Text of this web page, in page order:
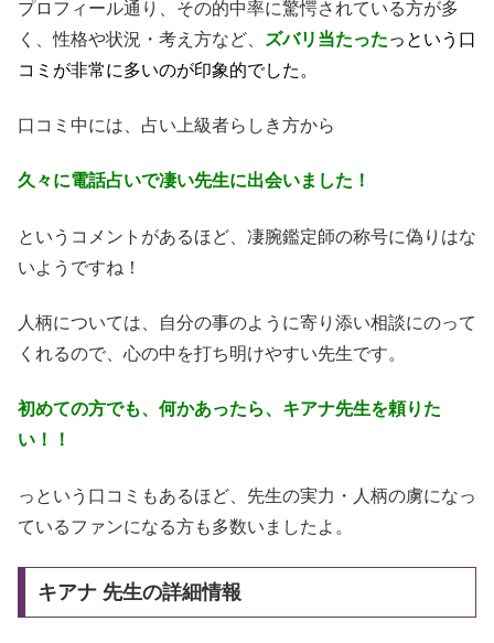
プロフィール通り、その的中率に驚愕されている方が多
く、性格や状況・考え方など、
ズバリ当たったっという口
コミが非常に多いのが印象的でした。
口コミ中には、占い上級者らしき方から
久々に電話占いで凄い先生に出会いました！
というコメントがあるほど、凄腕鑑定師の称号に偽りはな
いようですね！
人柄については、自分の事のように寄り添い相談にのって
くれるので、心の中を打ち明けやすい先生です。
初めての方でも、何かあったら、キアナ先生を頼りた
い！！
っという口コミもあるほど、先生の実力・人柄の虜になっ
ているファンになる方も多数いましたよ。
キアナ 先生の詳細情報